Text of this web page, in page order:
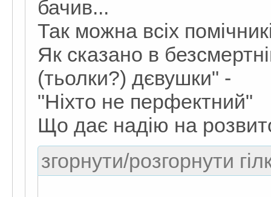
бачив...
Так можна всіх
Як сказано в
(тьолки?) дєвушки" -
"Ніхто не перфектний"
Що дає надію на
згорнути/розгорнути